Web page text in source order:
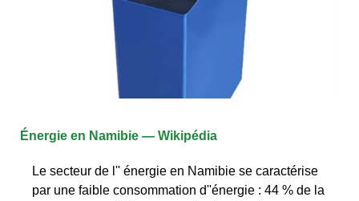
Énergie en Namibie — Wikipédia
Le secteur de l'' énergie en Namibie se caractérise
par une faible consommation d''énergie : 44 % de la